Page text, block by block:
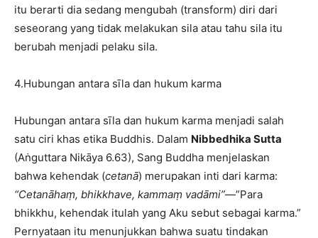
itu berarti dia sedang mengubah (transform) diri dari
seseorang yang tidak melakukan sila atau tahu sila itu
berubah menjadi pelaku sila.
4.Hubungan antara sīla dan hukum karma
Hubungan antara sīla dan hukum karma menjadi salah
satu ciri khas etika Buddhis. Dalam Nibbedhika Sutta
(Aṅguttara Nikāya 6.63), Sang Buddha menjelaskan
bahwa kehendak (cetanā) merupakan inti dari karma:
“Cetanāhaṃ, bhikkhave, kammaṃ vadāmi”—”Para
bhikkhu, kehendak itulah yang Aku sebut sebagai karma.”
Pernyataan itu menunjukkan bahwa suatu tindakan